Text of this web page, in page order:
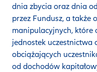
dnia zbycia oraz dnia
przez Fundusz, a także
manipulacyjnych,
jednostek
obciążających
od dochodów